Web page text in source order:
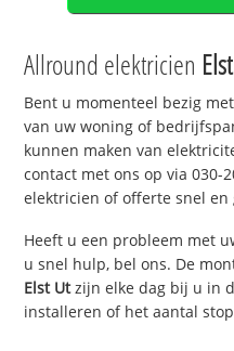
Allround elektricien
Bent u momenteel bezig
van uw woning of
kunnen maken van
contact met ons op via 030-
elektricien of offerte snel en
Heeft u een probleem met
u snel hulp, bel ons. De
Elst Utzijn elke dag bij u in
installeren of het aantal